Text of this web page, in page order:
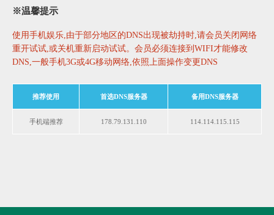
※温馨提示
使用手机娱乐,由于部分地区的DNS出现被劫持时,请会员关闭网络
重开试试,或关机重新启动试试。会员必须连接到WIFI才能修改
DNS,一般手机3G或4G移动网络,依照上面操作变更DNS
推荐使用 首选DNS服务器 备用DNS服务器
手机端推荐 178.79.131.110 114.114.115.115